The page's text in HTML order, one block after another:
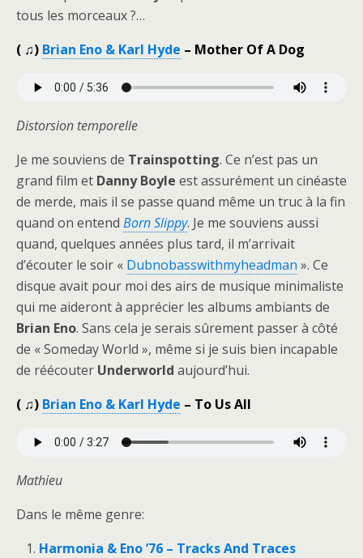
tous les morceaux ?…
( ♫) Brian Eno & Karl Hyde – Mother Of A Dog
Distorsion temporelle
Je me souviens de Trainspotting. Ce n’est pas un
grand film et Danny Boyle est assurément un cinéaste
de merde, mais il se passe quand même un truc à la fin
quand on entend Born Slippy. Je me souviens aussi
quand, quelques années plus tard, il m’arrivait
d’écouter le soir « Dubnobasswithmyheadman ». Ce
disque avait pour moi des airs de musique minimaliste
qui me aideront à apprécier les albums ambiants de
Brian Eno. Sans cela je serais sûrement passer à côté
de « Someday World », même si je suis bien incapable
de réécouter Underworld aujourd’hui.
( ♫) Brian Eno & Karl Hyde – To Us All
Mathieu
Dans le même genre:
Harmonia & Eno ’76 – Tracks And Traces